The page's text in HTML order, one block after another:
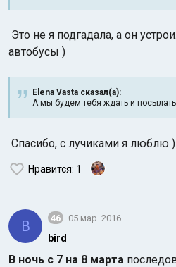
Это не я подгадала, а он
автобусы )
Elena Vasta сказал(а):
А мы будем тебя ждать и посылать
Спасибо, с лучиками я люблю )
Нравится: 1
B 46 05 мар. 2016
bird
В ночь с 7 на 8 марта